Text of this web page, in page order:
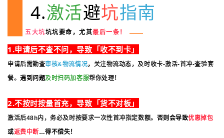
4.激活避坑指南
五大坑坑坑要命，尤其最后一条！
1.申请后不查不问，导致「收不到卡」
申请后需勤查审核&物流情况， 关注物流动态，及时收卡-激活-首冲-查验套
餐。遇到问题及时扫码加客服帮你处理！
2.不按时按量首充，导致「货不对板」
激活后48h内，务必及时按要求一次性首冲指定数额。 否则会导致优惠掉包
或返费中断…得不偿失！